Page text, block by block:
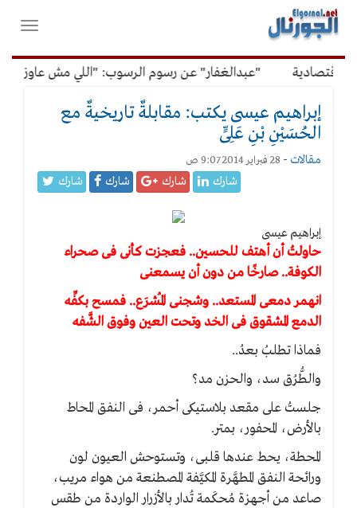
القائمة
الرئيسية
فتح
"عبدالغفار" عن رسوم الرسوب: "اللي مش عاوز يتعلم ملوش
إبراهيم عيسى يكتب: مقابلةٌ تاريخيةٌ مع
الحُسَيْنِ بْنِ عَلِىٍّ
مقالات - 28 فبراير 2014 9:07 ص
شارك شارك شارك شارك
إبراهيم عيسى
حاولتُ أن أهتف للحسين.. فعجزت كأنى فى صحراء
الكوفة.. صارخًا من دون أن يسمعنى
انهمر دمعى المستعد.. وشجنى المُشرَع.. فمسح بكفِّه
الدمع المشقوق فى الخد وتحت العين وفوق الشَّفه
فماذا تطلبُ بعدُ..
والطُّرُق سد، والحزن مد؟
جلستُ على مقعد بلاستيكى أحمر، فى النفق المحاط
بالأرض، المحفور، بمتر.
المحطة، يحط عندها قلبى، وتستوحش العيون لون
ورائحة النفق المطهَّرة المكيَّفة المصطنعة من هواء مريب،
صاعد من أجهزة مُحكَمة تُدار بالأزرار الواردة من طقس